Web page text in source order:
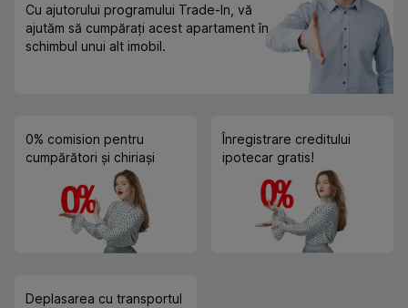
Cu ajutorului programului Trade-In, vă
ajutăm să cumpărați acest apartament în
schimbul unui alt imobil.
0% comision pentru
cumpărători și chiriași
Înregistrare creditului
ipotecar gratis!
Deplasarea cu transportul